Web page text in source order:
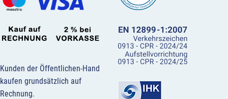
Kunden der Öffentlichen-Hand
kaufen grundsätzlich auf
Rechnung.